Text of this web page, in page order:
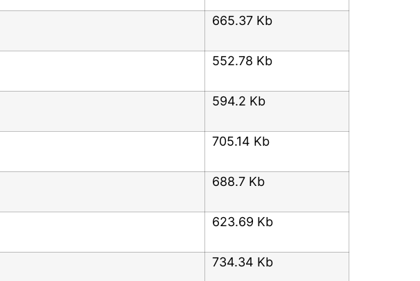
665.37 Kb
552.78 Kb
594.2 Kb
705.14 Kb
688.7 Kb
623.69 Kb
734.34 Kb